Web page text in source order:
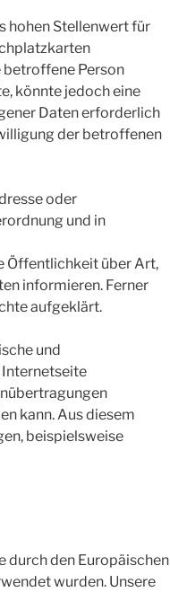
hohen Stellenwert für
betroffene Person
könnte jedoch eine
Daten erforderlich
der betroffenen
oder
und in
Öffentlichkeit über Art,
informieren. Ferner
aufgeklärt.
und
Internetseite
kann. Aus diesem
beispielsweise
durch den Europäischen
wurden. Unsere